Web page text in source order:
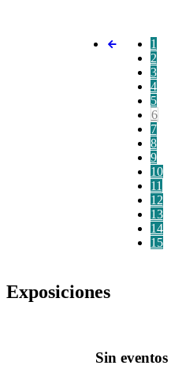
1
2
3
4
5
6
7
8
9
10
11
12
13
14
15
Exposiciones
Sin